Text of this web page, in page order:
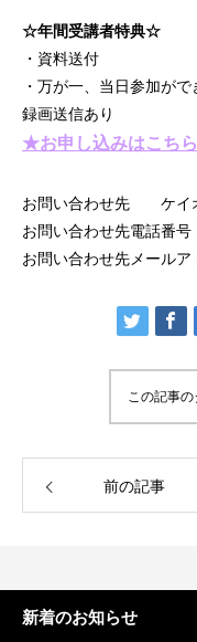
☆年間受講者特典☆
・資料送付
・万が一、当日参加が
録画送信あり
★お申し込みはこち
お問い合わせ先 ケイ
お問い合わせ先電話番
お問い合わせ先メール
この記事
前の記事
新着のお知らせ